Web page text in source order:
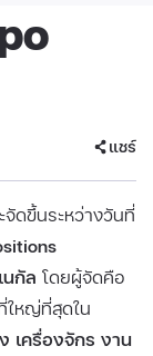
แชร์
ดขึ้นระหว่างวันที่
นกัล โดยผู้จัดคือ
ใหญ่ที่สุดใน
เครื่องจักร งาน